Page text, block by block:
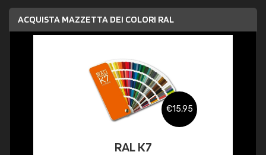
ACQUISTA MAZZETTA DEI COLORI RAL
€15,95
RAL K7